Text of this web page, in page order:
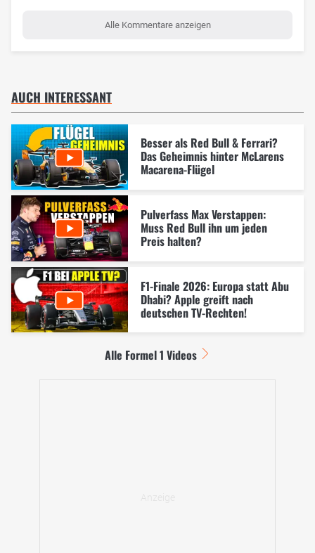
Alle Kommentare anzeigen
AUCH INTERESSANT
Besser als Red Bull & Ferrari?
Das Geheimnis hinter McLarens
Macarena-Flügel
Pulverfass Max Verstappen:
Muss Red Bull ihn um jeden
Preis halten?
F1-Finale 2026: Europa statt Abu
Dhabi? Apple greift nach
deutschen TV-Rechten!
Alle Formel 1 Videos